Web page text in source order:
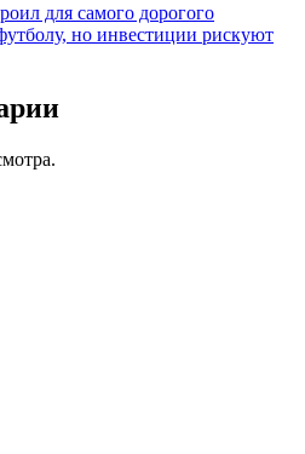
для самого дорогого
но инвестиции рискуют